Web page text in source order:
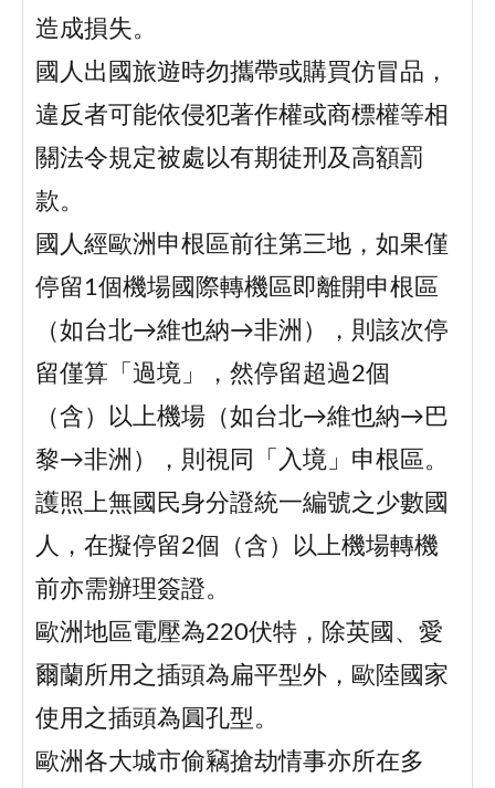
造成損失。
國人出國旅遊時勿攜帶或購買仿冒品，
違反者可能依侵犯著作權或商標權等相
關法令規定被處以有期徒刑及高額罰
款。
國人經歐洲申根區前往第三地，如果僅
停留1個機場國際轉機區即離開申根區
（如台北→維也納→非洲），則該次停
留僅算「過境」，然停留超過2個
（含）以上機場（如台北→維也納→巴
黎→非洲），則視同「入境」申根區。
護照上無國民身分證統一編號之少數國
人，在擬停留2個（含）以上機場轉機
前亦需辦理簽證。
歐洲地區電壓為220伏特，除英國、愛
爾蘭所用之插頭為扁平型外，歐陸國家
使用之插頭為圓孔型。
歐洲各大城市偷竊搶劫情事亦所在多